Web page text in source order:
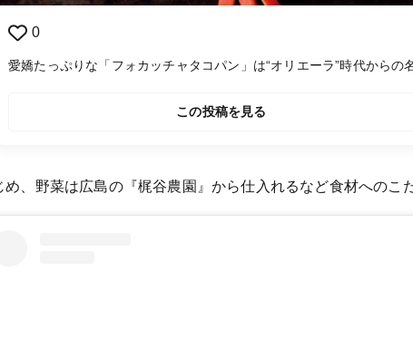
0
愛嬌たっぷりな「フォカッチャタコパン」は“オリエーラ”時代からの
この投稿を見る
、野菜は広島の『梶谷農園』から仕入れるなど食材へのこ